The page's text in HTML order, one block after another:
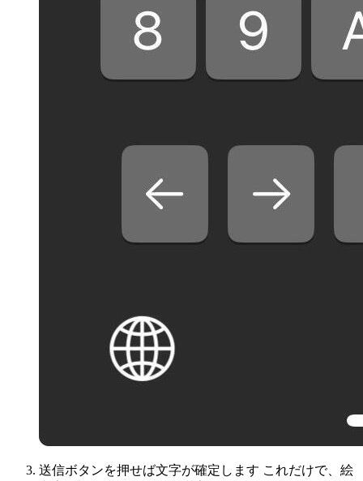
送信ボタンを押せば文字が確定します これだけで、絵